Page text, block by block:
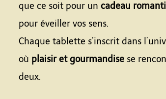
que ce soit pour un cadeau
pour éveiller vos sens.
Chaque tablette s’inscrit dans
où plaisir et gourmandise se
deux.